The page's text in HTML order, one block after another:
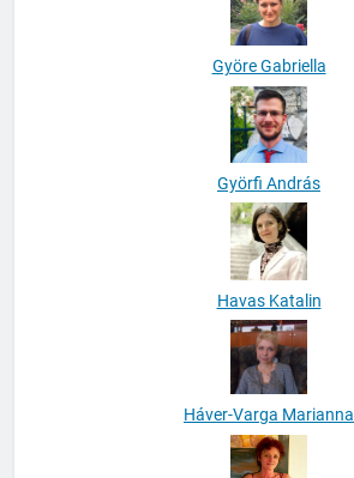
Györe Gabriella
Györfi András
Havas Katalin
Háver-Varga Marianna